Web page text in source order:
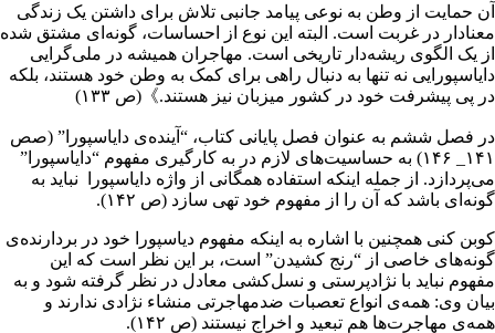
آن حمایت از وطن به نوعی پیامد جانبی تلاش برای داشتن یک زندگی
معنادار در غربت است. البته این نوع از احساسات، گونه‌ای مشتق شده
از یک الگوی ریشه‌دار تاریخی است. مهاجران همیشه در ملی‌گرایی
دایاسپورایی نه تنها به دنبال راهی برای کمک به وطن خود هستند، بلکه
در پی پیشرفت خود در کشور میزبان نیز هستند.》(ص ۱۳۳)
در فصل ششم به عنوان فصل پایانی کتاب، “آینده‌ی دایاسپورا” (صص
۱۴۱_ ۱۴۶) به حساسیت‌های لازم در به کارگیری مفهوم “دایاسپورا”
می‌پردازد. از جمله اینکه استفاده همگانی از واژه دایاسپورا نباید به
گونه‌ای باشد که آن را از مفهوم خود تهی سازد (ص ۱۴۲).
کوبن کنی همچنین با اشاره به اینکه مفهوم دیاسپورا خود در بردارنده‌ی
گونه‌های خاصی از “رنج کشیدن” است، بر این نظر است که این
مفهوم نباید با نژادپرستی و نسل‌کشی معادل در نظر گرفته شود و به
بیان وی: همه‌ی انواع تعصبات ضدمهاجرتی منشاء نژادی ندارند و
همه‌ی مهاجرت‌ها هم تبعید و اخراج نیستند (ص ۱۴۲).